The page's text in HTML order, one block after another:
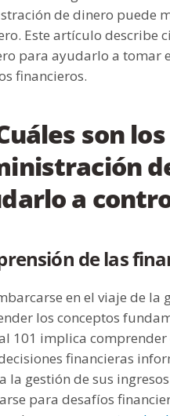
de dinero puede
Este artículo describe
para ayudarlo a tomar
financieros.
son
a
de las
en el viaje de la
los conceptos
101 implica
financieras
la gestión de sus
para desafíos